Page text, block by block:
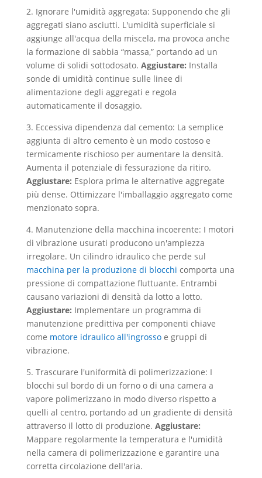
2. Ignorare l'umidità aggregata: Supponendo che gli
aggregati siano asciutti. L'umidità superficiale si
aggiunge all'acqua della miscela, ma provoca anche
la formazione di sabbia “massa,” portando ad un
volume di solidi sottodosato. Aggiustare: Installa
sonde di umidità continue sulle linee di
alimentazione degli aggregati e regola
automaticamente il dosaggio.
3. Eccessiva dipendenza dal cemento: La semplice
aggiunta di altro cemento è un modo costoso e
termicamente rischioso per aumentare la densità.
Aumenta il potenziale di fessurazione da ritiro.
Aggiustare: Esplora prima le alternative aggregate
più dense. Ottimizzare l'imballaggio aggregato come
menzionato sopra.
4. Manutenzione della macchina incoerente: I motori
di vibrazione usurati producono un'ampiezza
irregolare. Un cilindro idraulico che perde sul
macchina per la produzione di blocchi comporta una
pressione di compattazione fluttuante. Entrambi
causano variazioni di densità da lotto a lotto.
Aggiustare: Implementare un programma di
manutenzione predittiva per componenti chiave
come motore idraulico all'ingrosso e gruppi di
vibrazione.
5. Trascurare l'uniformità di polimerizzazione: I
blocchi sul bordo di un forno o di una camera a
vapore polimerizzano in modo diverso rispetto a
quelli al centro, portando ad un gradiente di densità
attraverso il lotto di produzione. Aggiustare:
Mappare regolarmente la temperatura e l'umidità
nella camera di polimerizzazione e garantire una
corretta circolazione dell'aria.